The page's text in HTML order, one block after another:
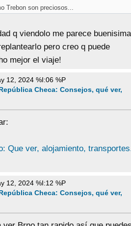
Trebon son preciosos...
q viendolo me parece buenisima
pero creo q puede
mejor el viaje!
12, 2024 %I:06 %P
Checa: Consejos, qué ver,
Que ver, alojamiento,
12, 2024 %I:12 %P
Checa: Consejos, qué ver,